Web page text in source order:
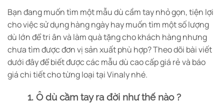
chọn
trên
trang
sản
phẩm
Bạn đang muốn tìm một mẫu dù cầm tay nhỏ gọn, tiện lợi
cho việc sử dụng hàng ngày hay muốn tìm một số lượng
dù lớn để tri ân và làm quà tặng cho khách hàng nhưng
chưa tìm được đơn vị sản xuất phù hợp? Theo dõi bài viết
dưới đây để biết được các mẫu dù cao cấp giá rẻ và báo
giá chi tiết cho từng loại tại Vinaly nhé.
1. Ô dù cầm tay ra đời như thế nào ?